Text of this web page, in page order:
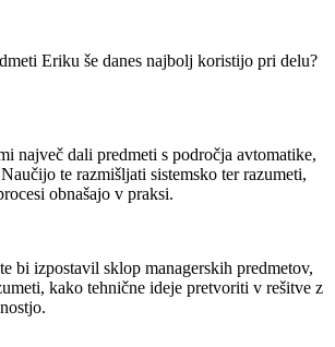
Eriku še danes najbolj koristijo pri delu?
največ dali predmeti s področja avtomatike,
te razmišljati sistemsko ter razumeti,
obnašajo v praksi.
bi izpostavil sklop managerskih predmetov,
kako tehnične ideje pretvoriti v rešitve z